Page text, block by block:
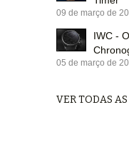
09 de março de
IWC -
05 de março de
VER TODAS